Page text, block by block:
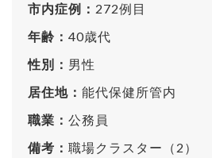
市内症例： 272例目
年齢： 40歳代
性別： 男性
居住地： 能代保健所管内
職業： 公務員
備考： 職場クラスター（2）